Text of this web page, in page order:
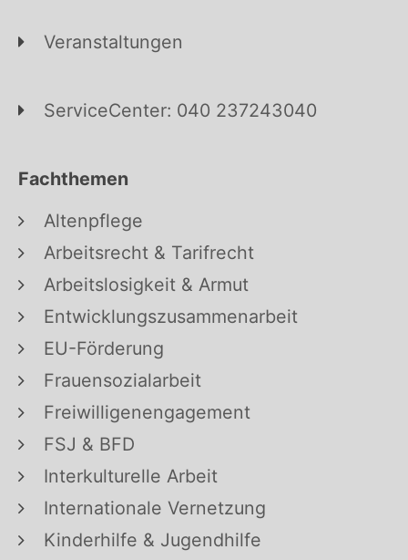
Veranstaltungen
ServiceCenter: 040 237243040
Fachthemen
Altenpflege
Arbeitsrecht & Tarifrecht
Arbeitslosigkeit & Armut
Entwicklungszusammenarbeit
EU-Förderung
Frauensozialarbeit
Freiwilligenengagement
FSJ & BFD
Interkulturelle Arbeit
Internationale Vernetzung
Kinderhilfe & Jugendhilfe